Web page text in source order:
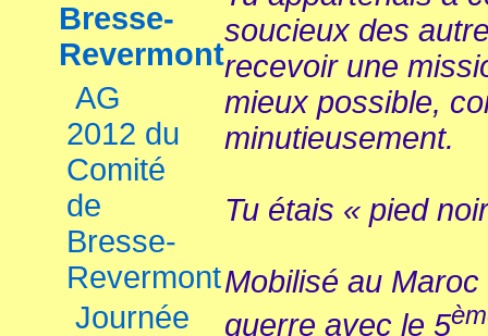
Bresse-
Revermont
AG
2012 du
Comité
de
Bresse-
Revermont
Journée
soucieux des
recevoir une
mieux possible,
minutieusement.
Tu étais « pied
Mobilisé au
guerre avec le 5